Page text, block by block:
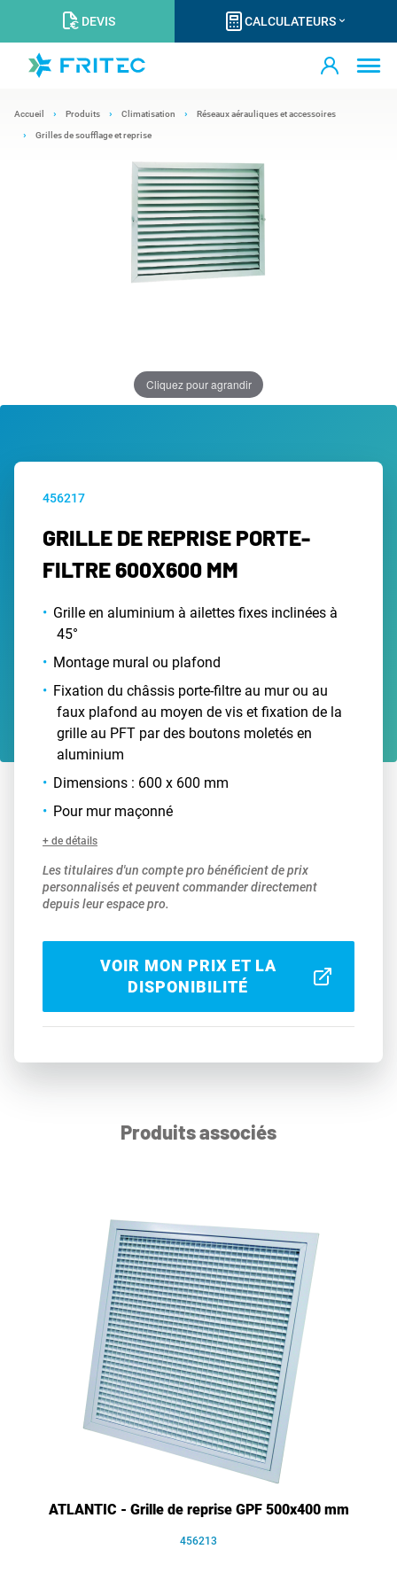
DEVIS CALCULATEURS
Accueil Produits Climatisation Réseaux aérauliques et accessoires
Grilles de soufflage et reprise
Cliquez pour agrandir
456217
GRILLE DE REPRISE PORTE-
FILTRE 600X600 MM
Grille en aluminium à ailettes fixes inclinées à
45°
Montage mural ou plafond
Fixation du châssis porte-filtre au mur ou au
faux plafond au moyen de vis et fixation de la
grille au PFT par des boutons moletés en
aluminium
Dimensions : 600 x 600 mm
Pour mur maçonné
+ de détails
Les titulaires d'un compte pro bénéficient de prix
personnalisés et peuvent commander directement
depuis leur espace pro.
VOIR MON PRIX ET LA
DISPONIBILITÉ
Produits associés
ATLANTIC - Grille de reprise GPF 500x400 mm
456213